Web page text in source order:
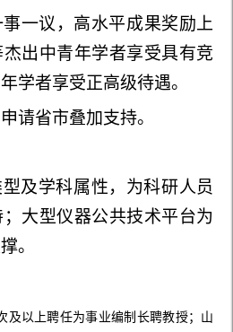
事一议，高水平成果奖励上
出中青年学者享受具有竞
学者享受正高级待遇。
请省市叠加支持。
及学科属性，为科研人员
大型仪器公共技术平台为
。
及以上聘任为事业编制长聘教授；山